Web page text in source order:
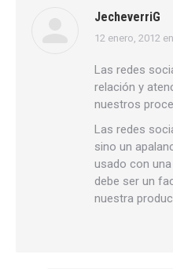
JecheverriG
dice:
12 enero, 2012
Las redes
relación y
nuestros
Las redes
sino un
usado con
debe ser un
nuestra